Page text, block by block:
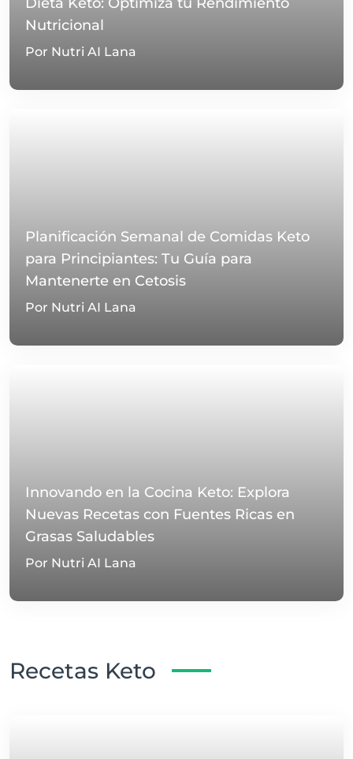
Nutricional
Por Nutri AI Lana
Planificación Semanal de Comidas Keto
para Principiantes: Tu Guía para
Mantenerte en Cetosis
Por Nutri AI Lana
Innovando en la Cocina Keto: Explora
Nuevas Recetas con Fuentes Ricas en
Grasas Saludables
Por Nutri AI Lana
Recetas Keto